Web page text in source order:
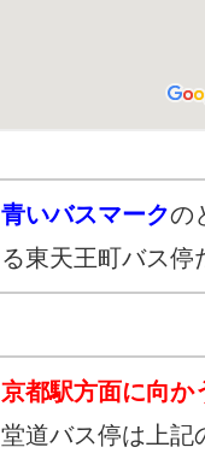
青いバスマークの
る東天王町バス停
京都駅方面に向か
堂道バス停は上記